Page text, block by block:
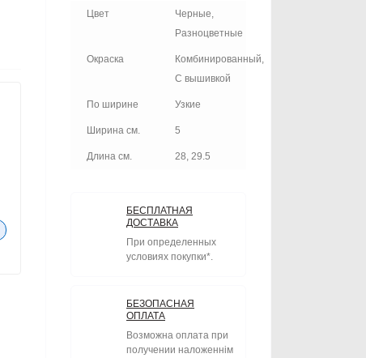
Цвет
Черные,
Разноцветные
Окраска
Комбинированный,
С вышивкой
По ширине Узкие
Ширина см. 5
Длина см. 28, 29.5
БЕСПЛАТНАЯ
ДОСТАВКА
При определенных
условиях покупки*.
БЕЗОПАСНАЯ
ОПЛАТА
Возможна оплата при
получении наложеннім